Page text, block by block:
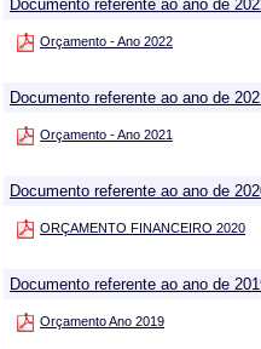
Documento referente ao ano de
Orçamento - Ano 2022
Documento referente ao ano de
Orçamento - Ano 2021
Documento referente ao ano de
ORÇAMENTO FINANCEIRO 2020
Documento referente ao ano de
Orçamento Ano 2019